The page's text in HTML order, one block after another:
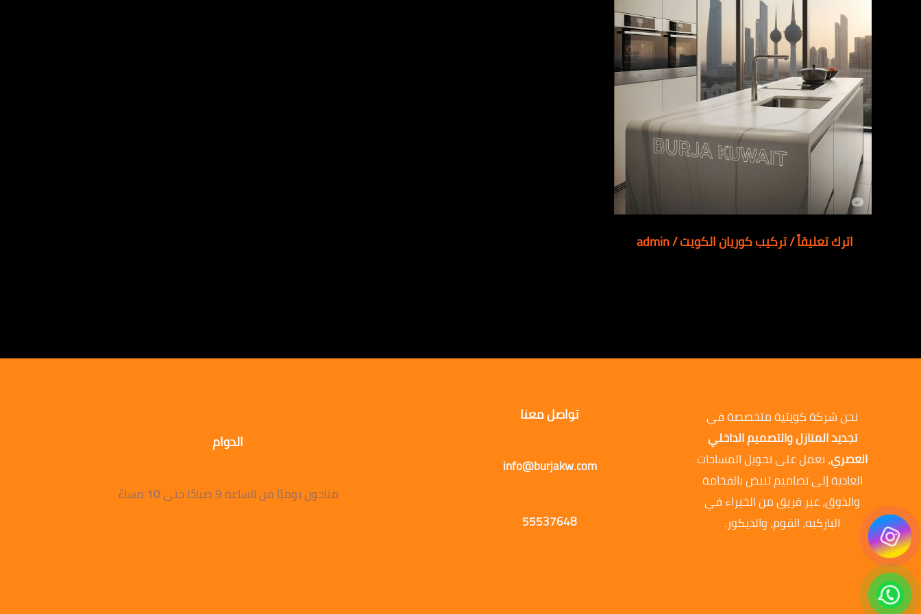
اترك تعليقاً/تركيب كوريان الكويت/
admin
نحن شركة كويتية متخصصة في
تجديد المنازل والتصميم الداخلي
العصري، نعمل على تحويل المساحات
العادية إلى تصاميم تنبض بالفخامة
والذوق، عبر فريق من الخبراء في
الباركيه، الفوم، والديكور.
تواصل معنا
info@burjakw.com
55537648
الدوام
متاحون يوميًا من الساعة 9 صباحًا حتى 10 مساءً